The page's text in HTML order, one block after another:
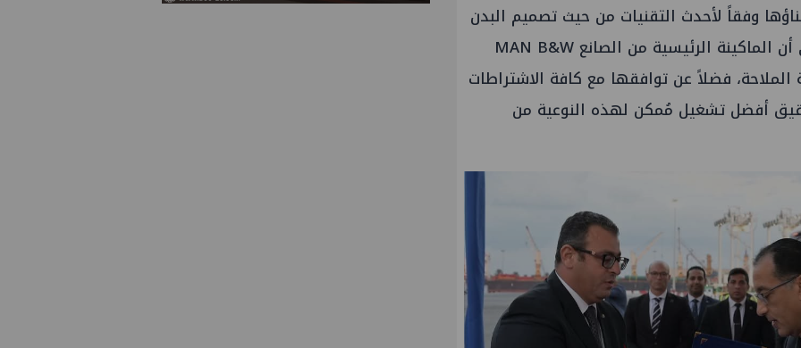
وفقاً لأحدث التقنيات من حيث تصميم البدن
فضلاً عن توافقها مع كافة الاشتراطات
أفضل تشغيل مُمكن لهذه النوعية من